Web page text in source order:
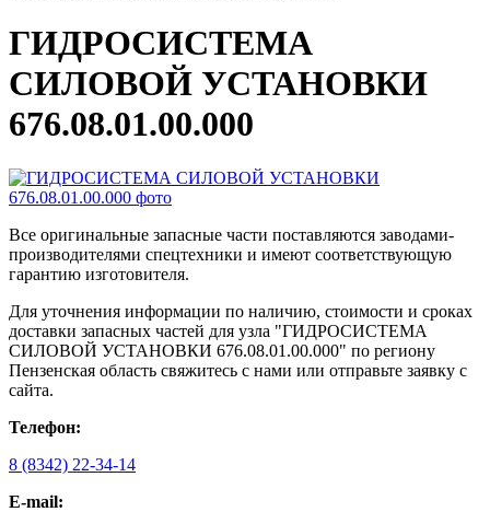
ГИДРОСИСТЕМА
СИЛОВОЙ УСТАНОВКИ
676.08.01.00.000
Все оригинальные запасные части поставляются заводами-
производителями спецтехники и имеют соответствующую
гарантию изготовителя.
Для уточнения информации по наличию, стоимости и сроках
доставки запасных частей для узла "ГИДРОСИСТЕМА
СИЛОВОЙ УСТАНОВКИ 676.08.01.00.000" по региону
Пензенская область свяжитесь с нами или отправьте заявку с
сайта.
Телефон:
8 (8342) 22-34-14
E-mail: